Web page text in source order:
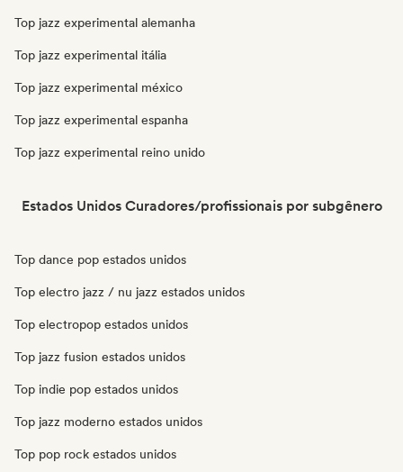
Top jazz experimental alemanha
Top jazz experimental itália
Top jazz experimental méxico
Top jazz experimental espanha
Top jazz experimental reino unido
Estados Unidos Curadores/profissionais por subgênero
Top dance pop estados unidos
Top electro jazz / nu jazz estados unidos
Top electropop estados unidos
Top jazz fusion estados unidos
Top indie pop estados unidos
Top jazz moderno estados unidos
Top pop rock estados unidos